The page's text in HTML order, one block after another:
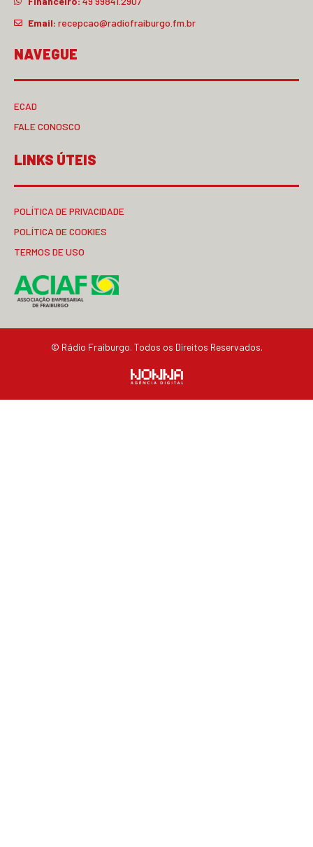
Email: recepcao@radiofraiburgo.fm.br
NAVEGUE
ECAD
FALE CONOSCO
LINKS ÚTEIS
POLÍTICA DE PRIVACIDADE
POLÍTICA DE COOKIES
TERMOS DE USO
© Rádio Fraiburgo. Todos os Direitos Reservados.